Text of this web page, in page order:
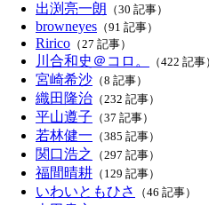
出渕亮一朗 （30 記事）
browneyes （91 記事）
Ririco （27 記事）
川合和史＠コロ。 （422 記事
宮崎希沙 （8 記事）
織田隆治 （232 記事）
平山遵子 （37 記事）
若林健一 （385 記事）
関口浩之 （297 記事）
福間晴耕 （129 記事）
いわいともひさ （46 記事）